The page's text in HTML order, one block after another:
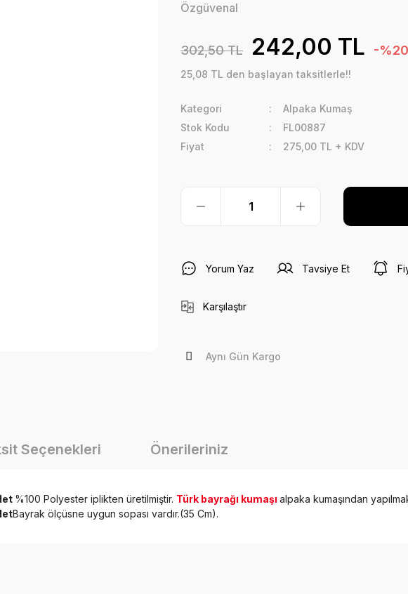
Özgüvenal
302,50 TL 242,00 TL -%20
25,08 TL den başlayan taksitlerle!!
Kategori
Alpaka Kumaş
Stok Kodu
FL00887
Fiyat
275,00 TL + KDV
Yorum Yaz Tavsiye Et
Karşılaştır
Aynı Gün Kargo
Seçenekleri Önerileriniz
%100 Polyester iplikten üretilmiştir. Türk bayrağı kumaşı alpaka kumaşından
Bayrak ölçüsne uygun sopası vardır.(35 Cm).